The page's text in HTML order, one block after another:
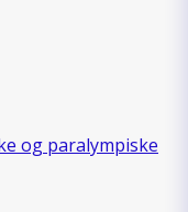
og paralympiske